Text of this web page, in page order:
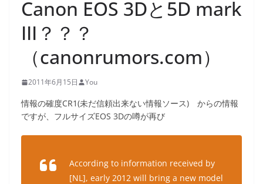
Canon EOS 3Dと5D mark
III？？？
（canonrumors.com）
2011年6月15日 You
情報の確度CR1(未だ信頼出来ない情報ソース) からの情報
ですが、フルサイズEOS 3Dの噂が再び
According to information received by
[NL], early 2012 will bring a new model